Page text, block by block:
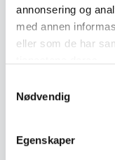
annonsering og
med annen
eller som de har
Nødvendig
Egenskaper
← Previous lot
#112
Decorative